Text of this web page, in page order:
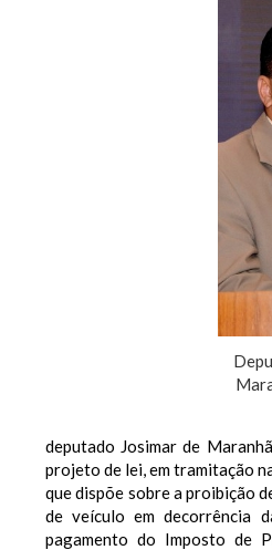
deputado Josimar de
projeto de lei, em tramitação
que dispõe sobre a proibição
de veículo em decorrência
pagamento do Imposto de